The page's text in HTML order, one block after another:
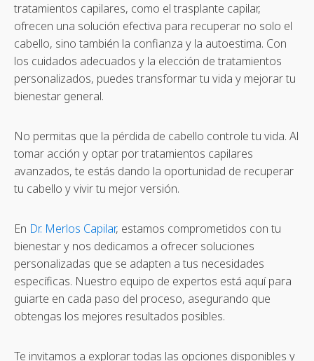
tratamientos capilares, como el trasplante capilar,
ofrecen una solución efectiva para recuperar no solo el
cabello, sino también la confianza y la autoestima. Con
los cuidados adecuados y la elección de tratamientos
personalizados, puedes transformar tu vida y mejorar tu
bienestar general.
No permitas que la pérdida de cabello controle tu vida. Al
tomar acción y optar por tratamientos capilares
avanzados, te estás dando la oportunidad de recuperar
tu cabello y vivir tu mejor versión.
En Dr. Merlos Capilar, estamos comprometidos con tu
bienestar y nos dedicamos a ofrecer soluciones
personalizadas que se adapten a tus necesidades
específicas. Nuestro equipo de expertos está aquí para
guiarte en cada paso del proceso, asegurando que
obtengas los mejores resultados posibles.
Te invitamos a explorar todas las opciones disponibles y